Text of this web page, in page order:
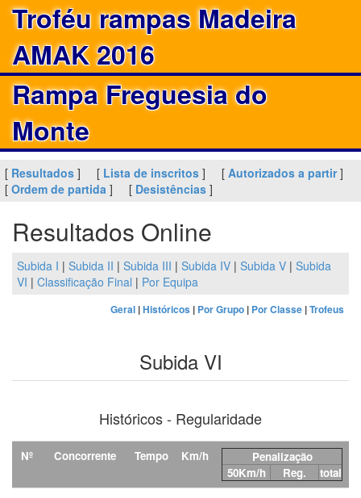
Troféu rampas Madeira
AMAK 2016
Rampa Freguesia do
Monte
[ Resultados ] [ Lista de inscritos ] [ Autorizados a partir]
[ Ordem de partida ] [ Desistências ]
Resultados Online
Subida I | Subida II | Subida III | Subida IV | Subida V | Subida
VI | Classificação Final | Por Equipa
Geral |Históricos | Por Grupo | Por Classe |Trofeus
Subida VI
Históricos - Regularidade
Nº Concorrente Tempo Km/h
Penalização
50Km/h
Reg.
total